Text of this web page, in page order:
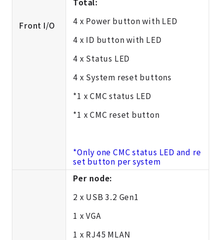
Front I/O
4 x Power button with LED
4 x ID button with LED
4 x Status LED
4 x System reset buttons
*1 x CMC status LED
*1 x CMC reset button
*Only one CMC status LED and re
set button per system
Per node:
2 x USB 3.2 Gen1
1 x VGA
1 x RJ45 MLAN